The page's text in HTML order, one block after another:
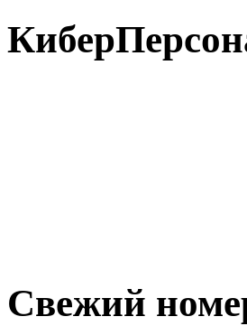
Свежий